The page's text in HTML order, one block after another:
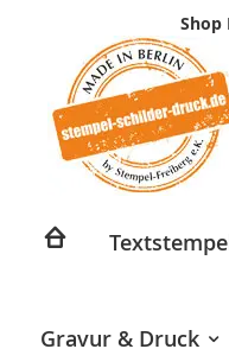
Shop
springen
Gravur & Druck